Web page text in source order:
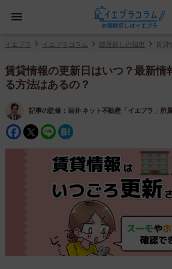
イエプラ イエプラコラム 部屋探しの知恵 賃貸
賃貸情報の更新日はいつ？最新情
る方法はあるの？
記事の監修： 岩井 ネット不動産「イエプラ」所
Facebook
Twitter
Line